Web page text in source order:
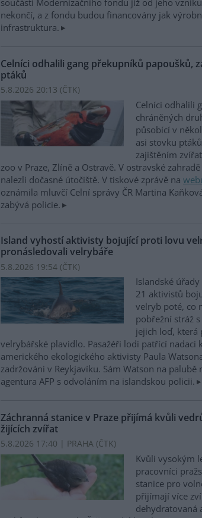
součástí Modernizačního fondu již od jeho
nekončí, a z fondu budou financovány jak
infrastruktura.
Celníci odhalili gang překupníků papoušků,
ptáků
5.8.2026 20:13 (ČTK)
Celníci odhalili
chráněných
působící v
asi stovku
zajištěním
zoo v Praze, Zlíně a Ostravě. V ostravské
nalezli dočasné útočiště. V tiskové zprávě na
oznámila mluvčí Celní správy ČR Martina
zabývá policie.
Island vyhostí aktivisty bojující proti lovu
pronásledovali velrybáře
5.8.2026 19:54 (ČTK)
Islandské
21 aktivistů
velryb poté, co
pobřežní stráž
jejich loď, která
velrybářské plavidlo. Pasažéři lodi patřící nadaci
amerického ekologického aktivisty Paula
zadržováni v Reykjavíku. Sám Watson na palubě
agentura AFP s odvoláním na islandskou policii.
Záchranná stanice v Praze přijímá kvůli
žijících zvířat
5.8.2026 17:40 | PRAHA (ČTK)
Kvůli vysokým
pracovníci
stanice pro
přijímají více
dehydratovaná